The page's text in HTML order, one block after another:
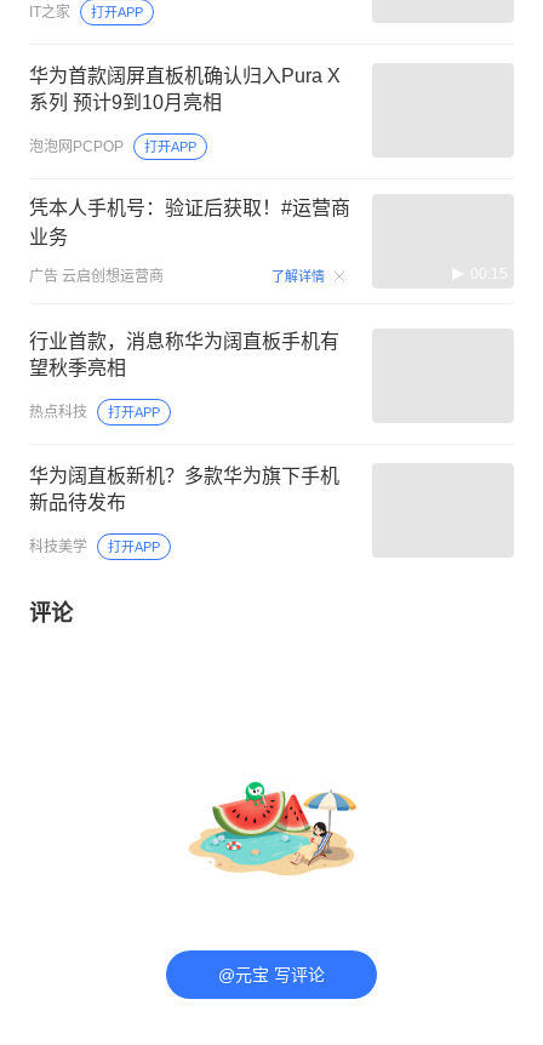
IT之家 打开APP
华为首款阔屏直板机确认归入Pura X
系列 预计9到10月亮相
泡泡网PCPOP 打开APP
凭本人手机号：验证后获取！#运营商
业务
广告 云启创想运营商 了解详情 00:15
行业首款，消息称华为阔直板手机有
望秋季亮相
热点科技 打开APP
华为阔直板新机？多款华为旗下手机
新品待发布
科技美学 打开APP
评论
@元宝 写评论